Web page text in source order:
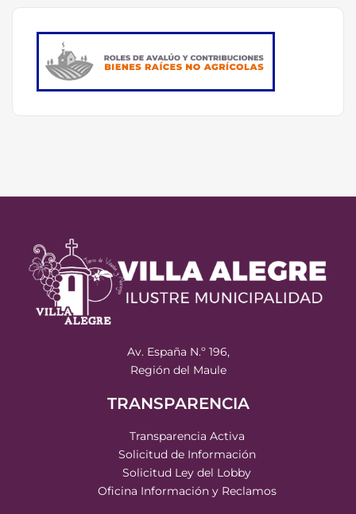
Av. España N.º 196,
Región del Maule
TRANSPARENCIA
Transparencia Activa
Solicitud de Información
Solicitud Ley del Lobby
Oficina Información y Reclamos